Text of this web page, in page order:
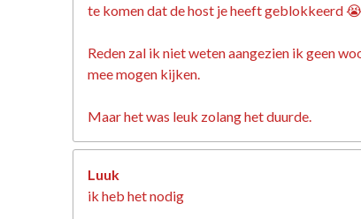
te komen dat de host je heeft geblokkeerd
Reden zal ik niet weten aangezien ik geen
mee mogen kijken.
Maar het was leuk zolang het duurde.
Luuk
ik heb het nodig